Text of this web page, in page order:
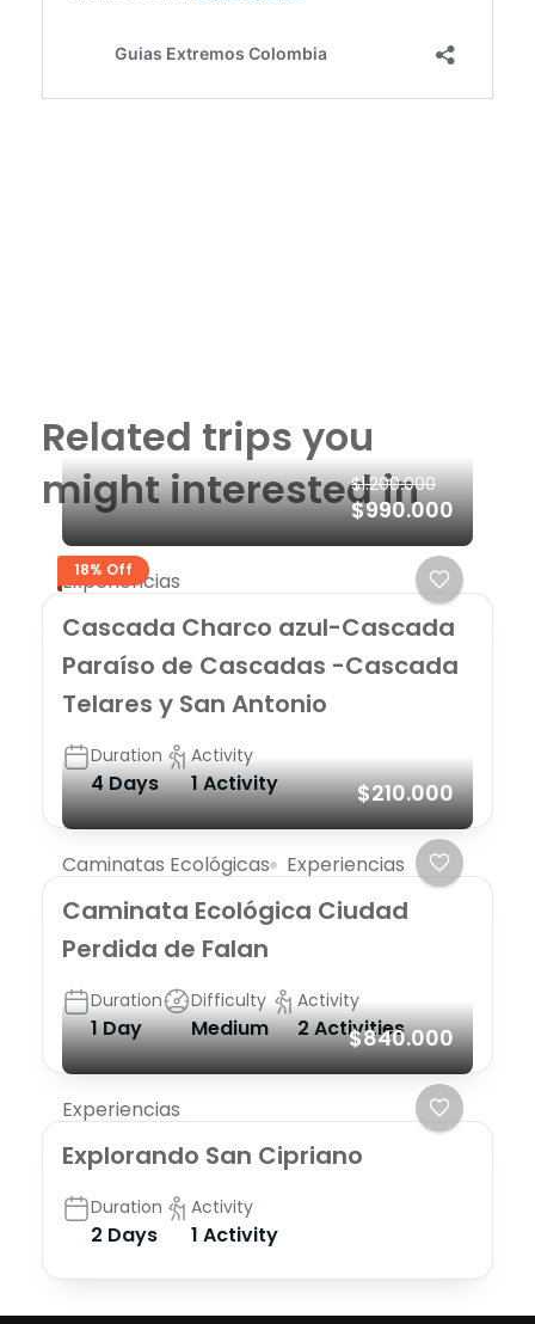
Related trips you
might interested in
18% Off
$1.200.000
$990.000
Experiencias
Cascada Charco azul-Cascada
Paraíso de Cascadas -Cascada
Telares y San Antonio
Duration
4 Days
Activity
1 Activity $210.000
Caminatas Ecológicas Experiencias
Caminata Ecológica Ciudad
Perdida de Falan
Duration
1 Day
Difficulty
Medium
Activity
2 Activities
$840.000
Experiencias
Explorando San Cipriano
Duration
2 Days
Activity
1 Activity